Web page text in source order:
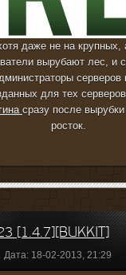
даже не на
вырубают лес, и
для тех
сразу после
росток.
[1.4.7][BUKKIT]
Дата: 18-02-2013, 21:29